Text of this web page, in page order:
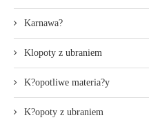
Karnawa?
Klopoty z ubraniem
K?opotliwe materia?y
K?opoty z ubraniem